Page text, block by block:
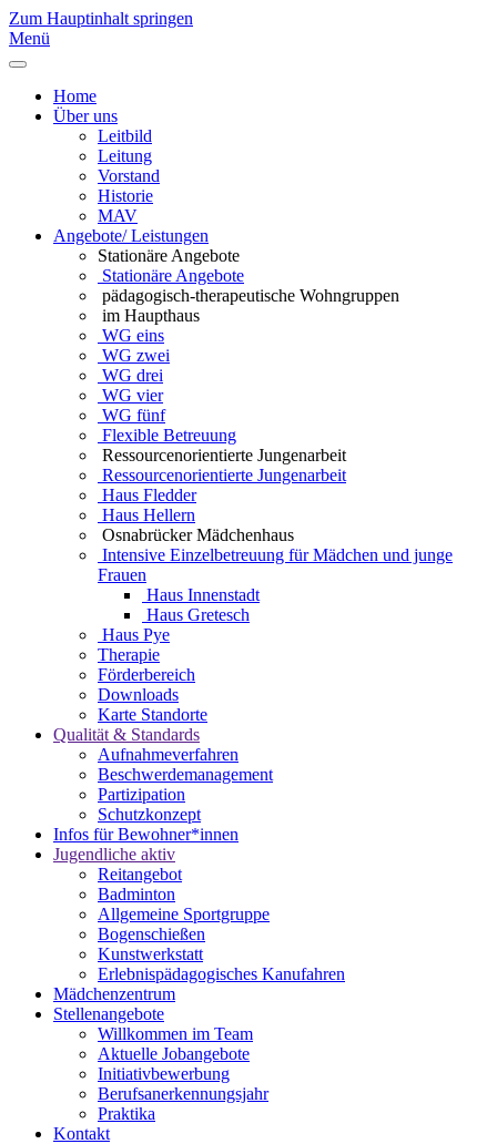
Zum Hauptinhalt springen
Menü
Home
Über uns
Leitbild
Leitung
Vorstand
Historie
MAV
Angebote/ Leistungen
Stationäre Angebote
Stationäre Angebote
pädagogisch-therapeutische Wohngruppen
im Haupthaus
WG eins
WG zwei
WG drei
WG vier
WG fünf
Flexible Betreuung
Ressourcenorientierte Jungenarbeit
Ressourcenorientierte Jungenarbeit
Haus Fledder
Haus Hellern
Osnabrücker Mädchenhaus
Intensive Einzelbetreuung für Mädchen und junge
Frauen
Haus Innenstadt
Haus Gretesch
Haus Pye
Therapie
Förderbereich
Downloads
Karte Standorte
Qualität & Standards
Aufnahmeverfahren
Beschwerdemanagement
Partizipation
Schutzkonzept
Infos für Bewohner*innen
Jugendliche aktiv
Reitangebot
Badminton
Allgemeine Sportgruppe
Bogenschießen
Kunstwerkstatt
Erlebnispädagogisches Kanufahren
Mädchenzentrum
Stellenangebote
Willkommen im Team
Aktuelle Jobangebote
Initiativbewerbung
Berufsanerkennungsjahr
Praktika
Kontakt